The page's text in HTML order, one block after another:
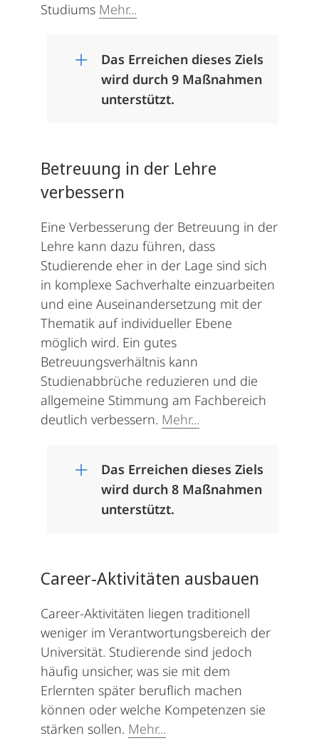
Studiums Mehr...
Das Erreichen dieses Ziels
wird durch 9 Maßnahmen
unterstützt.
Betreuung in der Lehre
verbessern
Eine Verbesserung der Betreuung in der
Lehre kann dazu führen, dass
Studierende eher in der Lage sind sich
in komplexe Sachverhalte einzuarbeiten
und eine Auseinandersetzung mit der
Thematik auf individueller Ebene
möglich wird. Ein gutes
Betreuungsverhältnis kann
Studienabbrüche reduzieren und die
allgemeine Stimmung am Fachbereich
deutlich verbessern. Mehr...
Das Erreichen dieses Ziels
wird durch 8 Maßnahmen
unterstützt.
Career-Aktivitäten ausbauen
Career-Aktivitäten liegen traditionell
weniger im Verantwortungsbereich der
Universität. Studierende sind jedoch
häufig unsicher, was sie mit dem
Erlernten später beruflich machen
können oder welche Kompetenzen sie
stärken sollen. Mehr...